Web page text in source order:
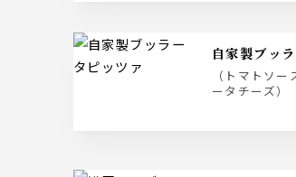
自家製ブッ
（トマトソ
ータチーズ）